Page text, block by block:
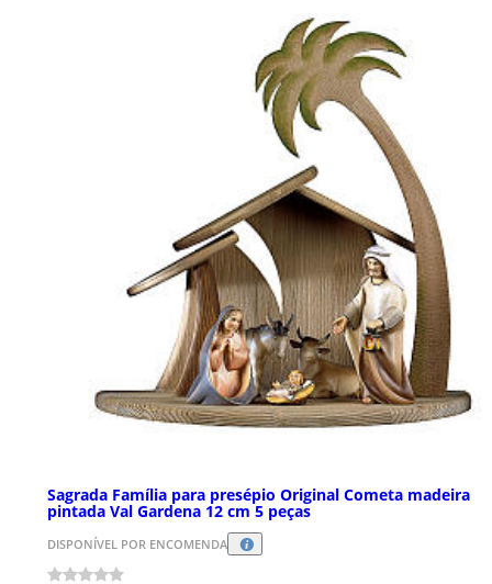
Sagrada Família para presépio Original Cometa madeira
pintada Val Gardena 12 cm 5 peças
DISPONÍVEL POR ENCOMENDA